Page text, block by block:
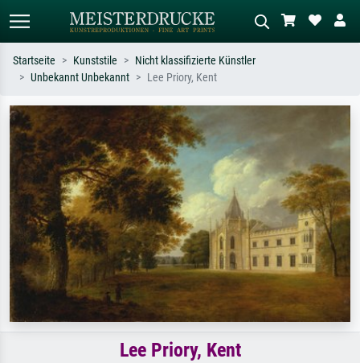
Suchen Sie nach Künstlern, Werktiteln
oder Stilen – z.B. Monet,
Sternennacht, Impressionismus, Welle
Hokusai, Akt.
Beschreiben Sie die Szene – z.B. Grüne
Wiese, Abstrakt mit viel Rot, Dunkles
Ölgemälde, Stehender Akt neben einem
Startseite Kunststile
Nicht klassifizierte Künstler
Unbekannt Unbekannt
Lee Priory, Kent
Lee Priory, Kent